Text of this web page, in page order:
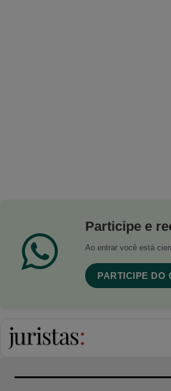
Participe e
Ao entrar você está
PARTICIPE DO